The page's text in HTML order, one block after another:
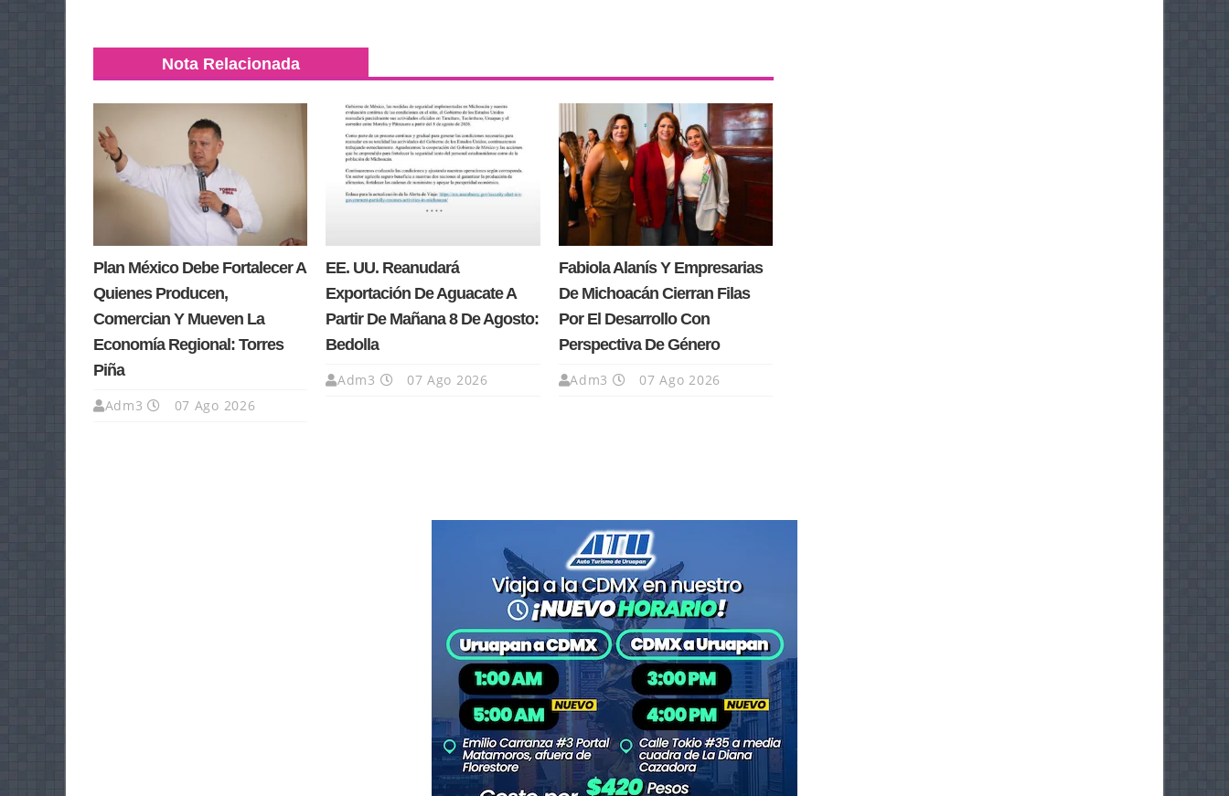
Nota Relacionada
Plan México Debe Fortalecer A
Quienes Producen,
Comercian Y Mueven La
Economía Regional: Torres
Piña
Adm3 07 Ago 2026
EE. UU. Reanudará
Exportación De Aguacate A
Partir De Mañana 8 De Agosto:
Bedolla
Adm3 07 Ago 2026
Fabiola Alanís Y Empresarias
De Michoacán Cierran Filas
Por El Desarrollo Con
Perspectiva De Género
Adm3 07 Ago 2026